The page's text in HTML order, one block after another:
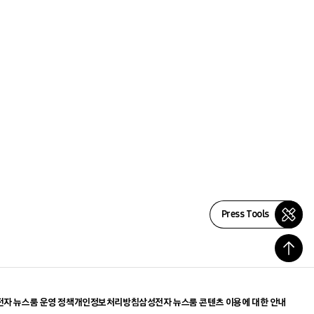
Press Tools
자 뉴스룸 운영 정책개인정보처리방침삼성전자 뉴스룸 콘텐츠 이용에 대한 안내